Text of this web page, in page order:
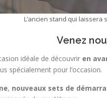
L’ancien stand qui
Venez
idéale de découvrir en
spécialement pour l’occasion.
, nouveaux sets de